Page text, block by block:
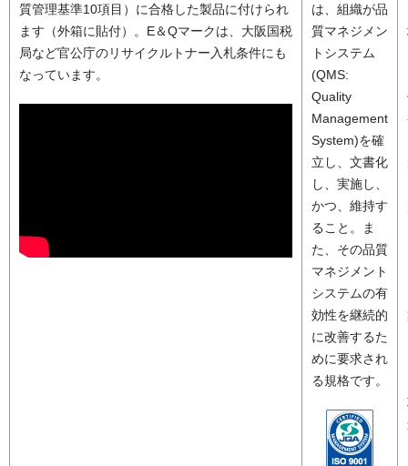
質管理基準10項目）に合格した製品に付けられ
ます（外箱に貼付）。E＆Qマークは、大阪国税
局など官公庁のリサイクルトナー入札条件にも
なっています。
は、組織が品
質マネジメン
トシステム
(QMS:
Quality
Management
System)を確
立し、文書化
し、実施し、
かつ、維持す
ること。ま
た、その品質
マネジメント
システムの有
効性を継続的
に改善するた
めに要求され
る規格です。